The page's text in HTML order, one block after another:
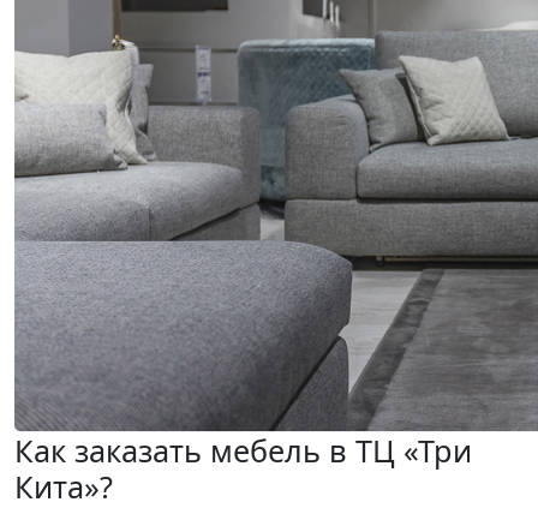
Как заказать мебель в ТЦ «Три
Кита»?